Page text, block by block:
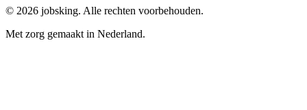
© 2026 jobsking. Alle rechten voorbehouden.
Met zorg gemaakt in Nederland.